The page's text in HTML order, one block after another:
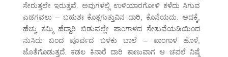
ಸೇರುತ್ತಲೇ ಇರುತ್ತವೆ. ಅವುಗಳಲ್ಲಿ ಉಳಿಯಾರಗೋಳಿ ಕಳೆದು ಸಿಗುವ
ಎಡಗವಲು – ಬಹುಶಃ ಕೊತ್ಲಗುತ್ತುವಿನ ದಾರಿ, ಕೊನೆಯದು. ಅದಕ್ಕೆ,
ಹೆಚ್ಚು ಕಮ್ಮಿ ಹೆದ್ದಾರಿ ಬಿಡುವಲ್ಲೇ ಪಾಂಗಾಳದ ಸೇತುವೆಯಡಿಯಿಂದ
ನುಸಿದು ಬಂದ ಪೂರ್ವದ ಬಳಕು ಬಾಲೆ – ಪಾಂಗಾಳ ಹೊಳೆ,
ಜೊತೆಗೊಡುತ್ತದೆ. ಕಡಲ ಕಿನಾರೆ ದಾರಿ ಕಾಣುವಾಗ ಆ ಚಪಲೆ ನಿಷ್ಠೆ